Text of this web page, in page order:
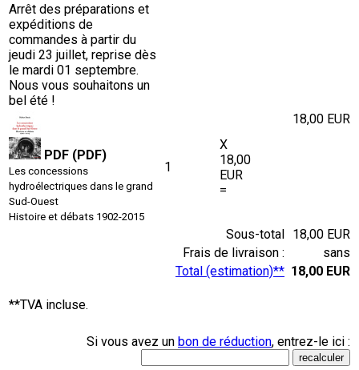
Arrêt des préparations et
expéditions de
commandes à partir du
jeudi 23 juillet, reprise dès
le mardi 01 septembre.
Nous vous souhaitons un
bel été !
PDF (PDF)
Les concessions
hydroélectriques dans le grand
Sud-Ouest
Histoire et débats 1902-2015
1
X
18,00
EUR
=
18,00 EUR
Sous-total 18,00 EUR
Frais de livraison :
sans
Total (estimation)** 18,00 EUR
**TVA incluse.
Si vous avez un bon de réduction, entrez-le ici :